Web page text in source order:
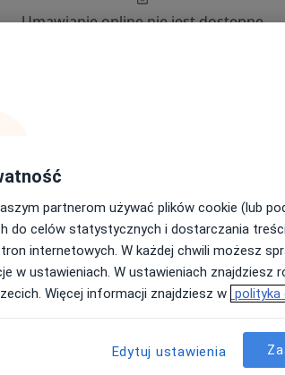
Umawianie online nie jest dostępne
Dziś
8 Sie
Jutro
9 Sie
Pon,
10 Sie
Wt,
11 Sie
partnerom używać plików cookie (lub
do celów statystycznych i dostarczania
internetowych. W każdej chwili możesz
w ustawieniach. W ustawieniach znajdziesz
Więcej informacji znajdziesz w polityka
Edytuj ustawienia